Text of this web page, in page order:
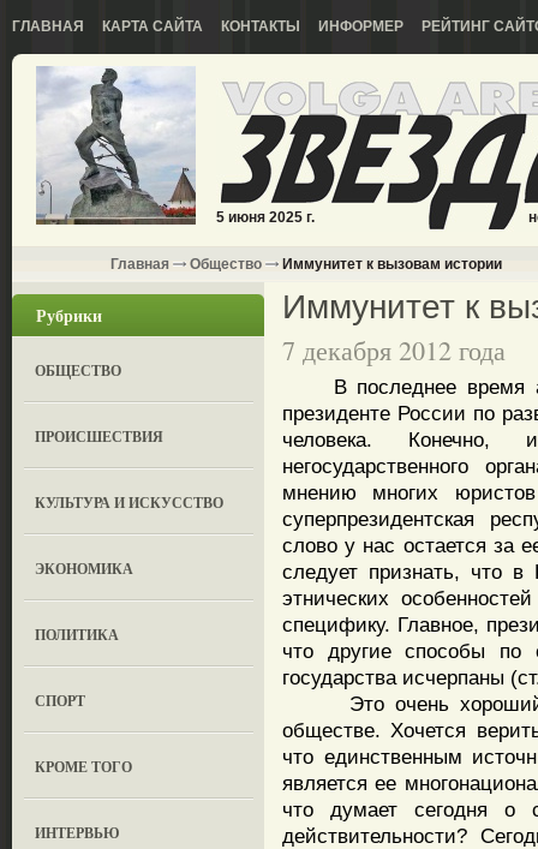
ГЛАВНАЯ КАРТА САЙТА КОНТАКТЫ ИНФОРМЕР РЕЙТИНГ
5 июня 2025 г.
Главная Общество Иммунитет к вызовам истории
Рубрики
ОБЩЕСТВО
ПРОИСШЕСТВИЯ
КУЛЬТУРА И ИСКУССТВО
ЭКОНОМИКА
ПОЛИТИКА
СПОРТ
КРОМЕ ТОГО
ИНТЕРВЬЮ
Иммунитет к
7 декабря 2012 года
В последнее время
президенте России по
человека. Конечно,
негосударственного
мнению многих
суперпрезидентская
слово у нас остается за
следует признать, что
этнических
специфику. Главное,
что другие способы по
государства исчерпаны
Это очень хороший
обществе. Хочется
что единственным
является ее
что думает сегодня о
действительности?